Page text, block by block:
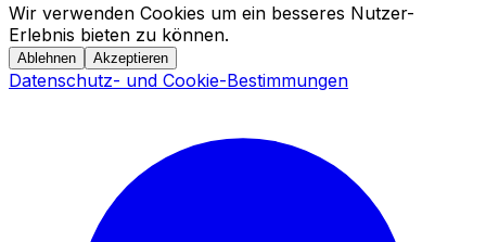
Wir verwenden Cookies um ein besseres Nutzer-
Erlebnis bieten zu können.
Ablehnen Akzeptieren
Datenschutz- und Cookie-Bestimmungen